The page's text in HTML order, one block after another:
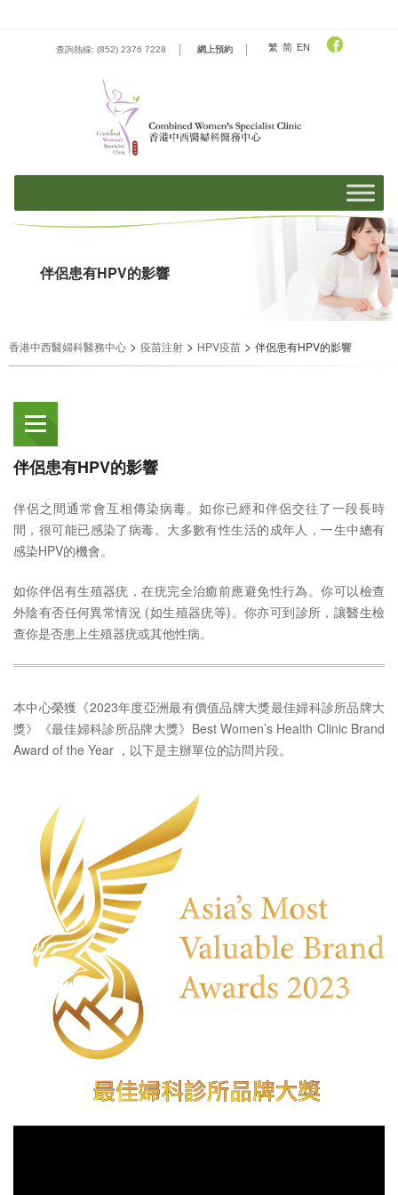
查詢熱線: (852) 2376 7228 網上預約 繁 简 EN
伴侶患有HPV的影響
香港中西醫婦科醫務中心 > 疫苗注射 > HPV疫苗 > 伴侶患有HPV的影響
伴侶患有HPV的影響
伴侶之間通常會互相傳染病毒。如你已經和伴侶交往了一段長時
間，很可能已感染了病毒。大多數有性生活的成年人，一生中總有
感染HPV的機會。
如你伴侶有生殖器疣，在疣完全治癒前應避免性行為。你可以檢查
外陰有否任何異常情況 (如生殖器疣等)。你亦可到診所，讓醫生檢
查你是否患上生殖器疣或其他性病。
本中心榮獲《2023年度亞洲最有價值品牌大獎最佳婦科診所品牌大
獎》《最佳婦科診所品牌大獎》Best Women’s Health Clinic Brand
Award of the Year ，以下是主辦單位的訪問片段。